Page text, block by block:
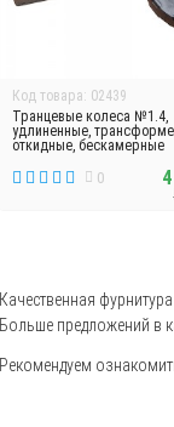
Код товара: 02439
Транцевые колеса №1.4,
удлиненные,
откидные, бескамерные
0
Качественная
Больше предложений в
Рекомендуем